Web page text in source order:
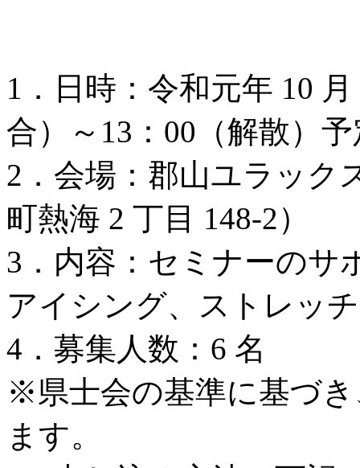
1．日時：令和元年 10
合）～13：00（解散）
2．会場：郡山ユラック
町熱海 2 丁目 148-2）
3．内容：セミナーのサ
アイシング、ストレッ
4．募集人数：6 名
※県士会の基準に基づ
ます。